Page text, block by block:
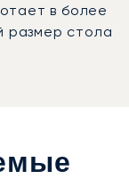
в более
размер стола